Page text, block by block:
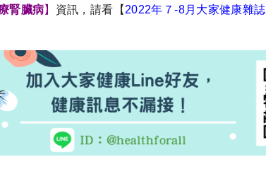
腎臟病】 資訊，請看 【 2022年７-8月 大家健康雜誌